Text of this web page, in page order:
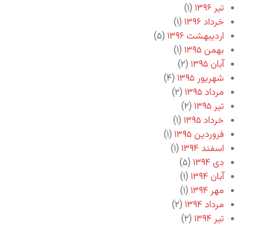
تیر ۱۳۹۶
(۱)
خرداد ۱۳۹۶
(۱)
اردیبهشت ۱۳۹۶
(۵)
بهمن ۱۳۹۵
(۱)
آبان ۱۳۹۵
(۲)
شهریور ۱۳۹۵
(۴)
مرداد ۱۳۹۵
(۲)
تیر ۱۳۹۵
(۲)
خرداد ۱۳۹۵
(۱)
فروردین ۱۳۹۵
(۱)
اسفند ۱۳۹۴
(۱)
دی ۱۳۹۴
(۵)
آبان ۱۳۹۴
(۱)
مهر ۱۳۹۴
(۱)
مرداد ۱۳۹۴
(۲)
تیر ۱۳۹۴
(۲)